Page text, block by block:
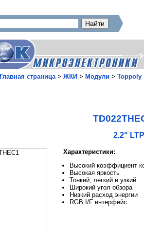
Главная страница> ЖКИ > Модули > Toppoly
2.2"
Характеристики:
Высокий коэффициент
Высокая яркость
Тонкий, легкий и узкий
Широкий угол обзора
Низкий расход энергии
RGB I/F интерфейс